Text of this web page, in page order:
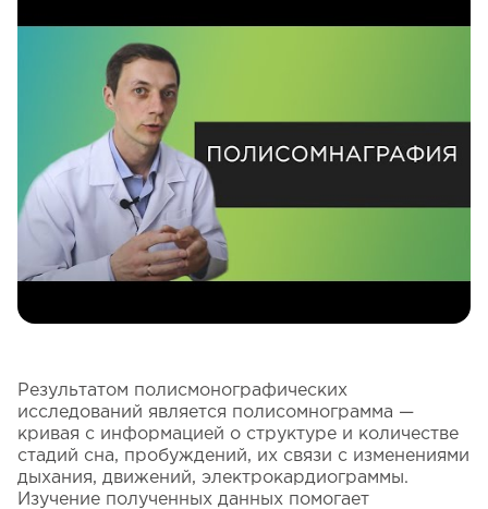
Результатом полисмонографических
исследований является полисомнограмма —
кривая с информацией о структуре и количестве
стадий сна, пробуждений, их связи с изменениями
дыхания, движений, электрокардиограммы.
Изучение полученных данных помогает